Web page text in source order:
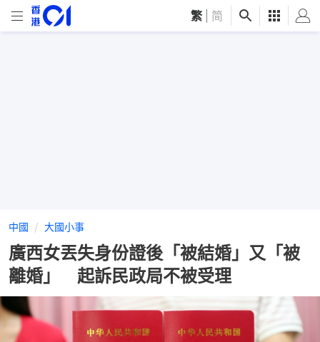
繁 简
中國 大國小事
廣西女丟失身份證後「被結婚」又「被
離婚」 起訴民政局不被受理